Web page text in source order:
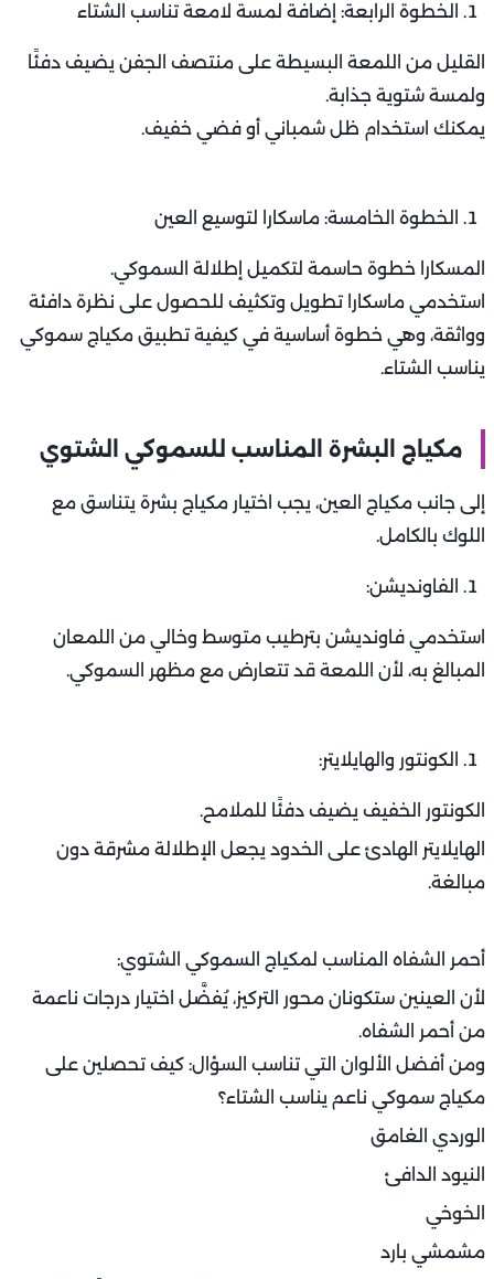
الخطوة الرابعة: إضافة لمسة لامعة تناسب الشتاء
القليل من اللمعة البسيطة على منتصف الجفن يضيف دفئًا
ولمسة شتوية جذابة.
يمكنك استخدام ظل شمباني أو فضي خفيف.
الخطوة الخامسة: ماسكارا لتوسيع العين
المسكارا خطوة حاسمة لتكميل إطلالة السموكي.
استخدمي ماسكارا تطويل وتكثيف للحصول على نظرة دافئة
وواثقة، وهي خطوة أساسية في كيفية تطبيق مكياج سموكي
يناسب الشتاء.
مكياج البشرة المناسب للسموكي الشتوي
إلى جانب مكياج العين، يجب اختيار مكياج بشرة يتناسق مع
اللوك بالكامل.
الفاونديشن:
استخدمي فاونديشن بترطيب متوسط وخالي من اللمعان
المبالغ به، لأن اللمعة قد تتعارض مع مظهر السموكي.
الكونتور والهايلايتر:
الكونتور الخفيف يضيف دفئًا للملامح.
الهايلايتر الهادئ على الخدود يجعل الإطلالة مشرقة دون
مبالغة.
أحمر الشفاه المناسب لمكياج السموكي الشتوي:
لأن العينين ستكونان محور التركيز، يُفضَّل اختيار درجات ناعمة
من أحمر الشفاه.
ومن أفضل الألوان التي تناسب السؤال: كيف تحصلين على
مكياج سموكي ناعم يناسب الشتاء؟
الوردي الغامق
النيود الدافئ
الخوخي
مشمشي بارد